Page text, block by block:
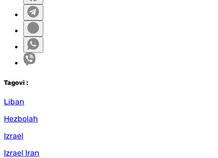
Tagovi :
Liban
Hezbolah
Izrael
Izrael Iran